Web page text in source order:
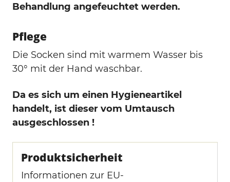
Behandlung angefeuchtet werden.
Pflege
Die Socken sind mit warmem Wasser bis
30° mit der Hand waschbar.
Da es sich um einen Hygieneartikel
handelt, ist dieser vom Umtausch
ausgeschlossen !
Produktsicherheit
Informationen zur EU-